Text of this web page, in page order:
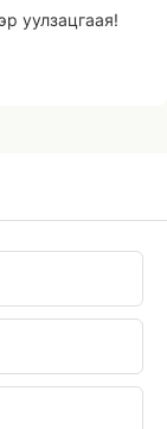
уулзацгаая!